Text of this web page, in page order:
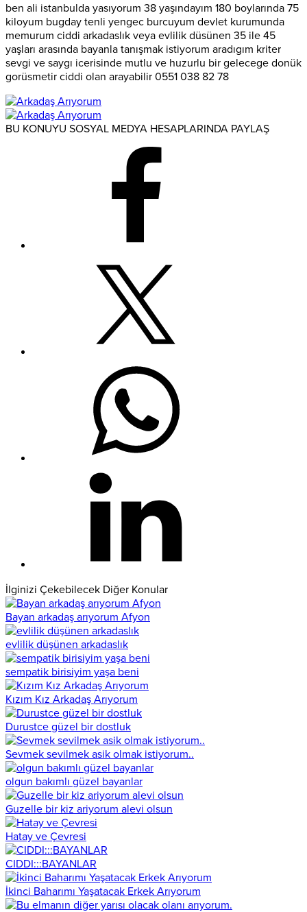
ben ali istanbulda yasıyorum 38 yaşındayım 180 boylarında 75
kiloyum bugday tenli yengec burcuyum devlet kurumunda
memurum ciddi arkadaslık veya evlilik düsünen 35 ile 45
yaşları arasında bayanla tanışmak istiyorum aradıgım kriter
sevgi ve saygı icerisinde mutlu ve huzurlu bir gelecege donük
gorüsmetir ciddi olan arayabilir 0551 038 82 78
BU KONUYU SOSYAL MEDYA HESAPLARINDA PAYLAŞ
İlginizi Çekebilecek Diğer Konular
Bayan arkadaş arıyorum Afyon
evlilik düşünen arkadaslık
sempatik birisiyim yaşa beni
Kızım Kız Arkadaş Arıyorum
Durustce güzel bir dostluk
Sevmek sevilmek asik olmak istiyorum..
olgun bakımlı güzel bayanlar
Guzelle bir kiz ariyorum alevi olsun
Hatay ve Çevresi
CIDDI:::BAYANLAR
İkinci Baharımı Yaşatacak Erkek Arıyorum